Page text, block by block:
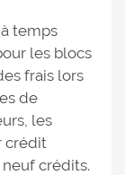
temps
les blocs
frais lors
de
les
crédit
crédits.